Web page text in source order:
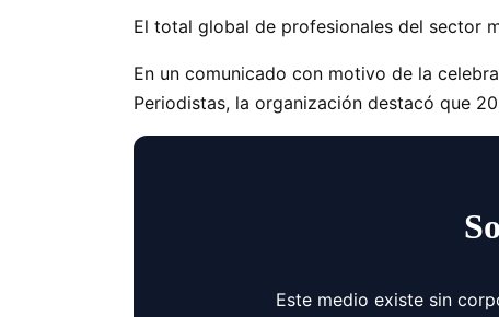
El total global de profesionales del sector
En un comunicado con motivo de la
Periodistas, la organización destacó que
Este medio existe sin